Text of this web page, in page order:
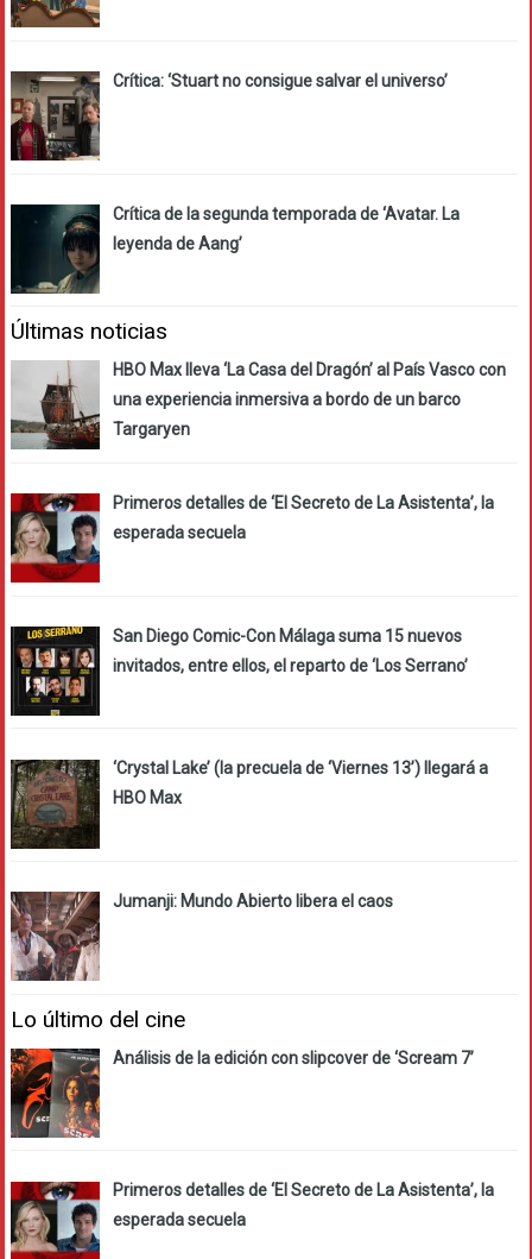
Crítica: ‘Stuart no consigue salvar el universo’
Crítica de la segunda temporada de ‘Avatar. La
leyenda de Aang’
Últimas noticias
HBO Max lleva ‘La Casa del Dragón’ al País Vasco con
una experiencia inmersiva a bordo de un barco
Targaryen
Primeros detalles de ‘El Secreto de La Asistenta’, la
esperada secuela
San Diego Comic-Con Málaga suma 15 nuevos
invitados, entre ellos, el reparto de ‘Los Serrano’
‘Crystal Lake’ (la precuela de ‘Viernes 13’) llegará a
HBO Max
Jumanji: Mundo Abierto libera el caos
Lo último del cine
Análisis de la edición con slipcover de ‘Scream 7’
Primeros detalles de ‘El Secreto de La Asistenta’, la
esperada secuela